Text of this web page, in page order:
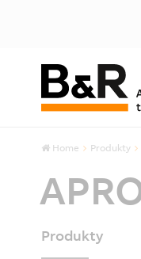
Home Produkty
Produkty